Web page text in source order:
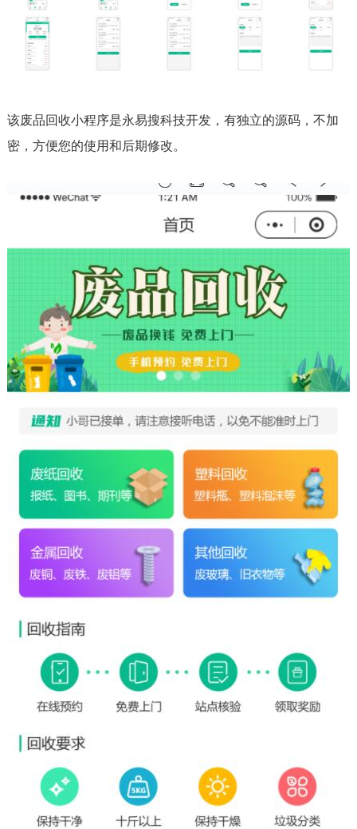
该废品回收小程序是永易搜科技开发，有独立的源码，不加
密，方便您的使用和后期修改。